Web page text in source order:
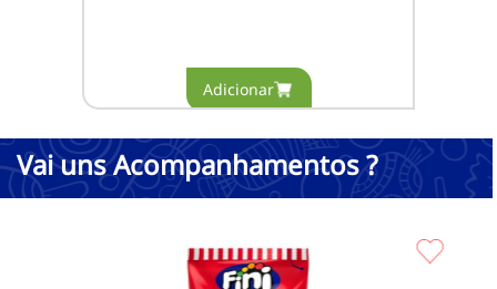
Vai uns Acompanhamentos ?